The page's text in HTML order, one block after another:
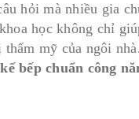
hỏi mà nhiều gia
học không chỉ
mỹ của ngôi
bếp chuẩn công